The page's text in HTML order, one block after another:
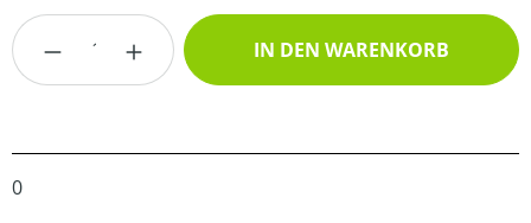
Produkt Anzahl: Gib den gewünschten
IN DEN WARENKORB
0